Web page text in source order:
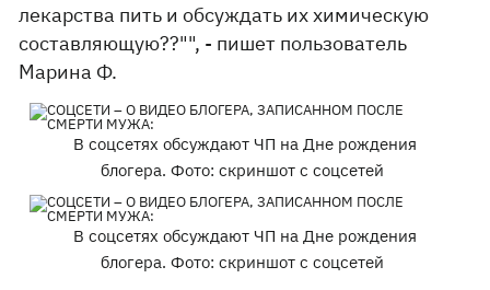
лекарства пить и обсуждать их химическую
составляющую??"", - пишет пользователь
Марина Ф.
В соцсетях обсуждают ЧП на Дне рождения
блогера. Фото: скриншот с соцсетей
В соцсетях обсуждают ЧП на Дне рождения
блогера. Фото: скриншот с соцсетей